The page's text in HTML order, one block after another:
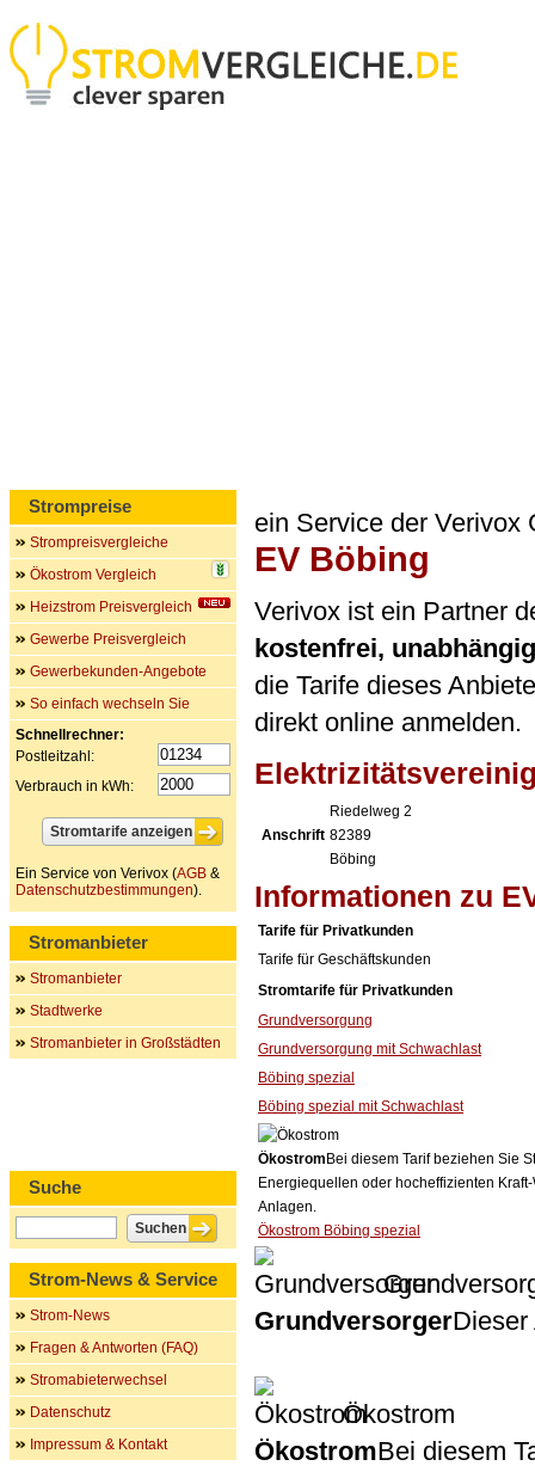
ein Service der Verivox
EV Böbing
Verivox ist ein Partner
kostenfrei,
die Tarife dieses
direkt online anmelden.
Anschrift
Riedelweg 2
82389
Böbing
Informationen zu
Tarife für Privatkunden
Tarife für Geschäftskunden
Stromtarife für Privatkunden
Grundversorgung
Grundversorgung mit Schwachlast
Böbing spezial
Böbing spezial mit Schwachlast
Ökostrom Bei diesem Tarif beziehen Sie
Energiequellen oder hocheffizienten
Anlagen.
Ökostrom Böbing spezial
GrundversorgerDieser
Ökostrom
ÖkostromBei diesem
Strompreise
Strompreisvergleiche
Ökostrom Vergleich
Heizstrom Preisvergleich
Gewerbe Preisvergleich
Gewerbekunden-Angebote
So einfach wechseln Sie
Schnellrechner:
Postleitzahl:
Verbrauch in kWh:
Ein Service von Verivox (AGB &
Datenschutzbestimmungen).
Stromanbieter
Stromanbieter
Stadtwerke
Stromanbieter in Großstädten
Suche
Strom-News & Service
Strom-News
Fragen & Antworten (FAQ)
Stromabieterwechsel
Datenschutz
Impressum & Kontakt